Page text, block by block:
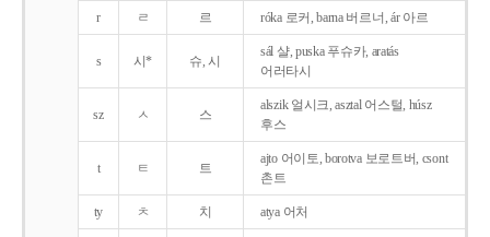
r ㄹ 르 róka 로커, barna 버르너, ár 아르
s 시* 슈, 시
sál 샬, puska 푸슈카, aratás
어러타시
sz ㅅ 스
alszik 얼시크, asztal 어스털, húsz
후스
t ㅌ 트
ajto 어이토, borotva 보로트버, csont
촌트
ty ㅊ 치 atya 어처